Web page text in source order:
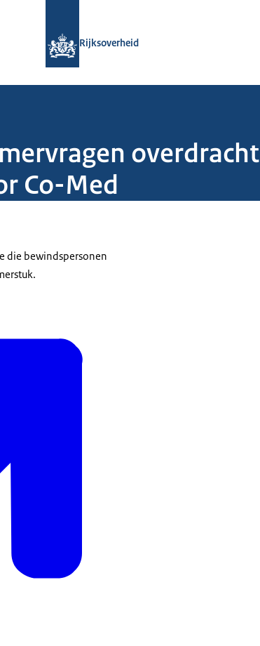
Rijksoverheid
overdracht
Co-Med
die bewindspersonen